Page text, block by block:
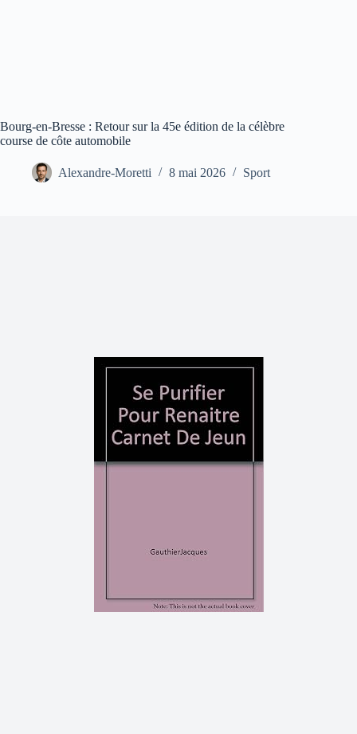
Bourg-en-Bresse : Retour sur la 45e édition de la célèbre
course de côte automobile
Alexandre-Moretti 8 mai 2026 Sport